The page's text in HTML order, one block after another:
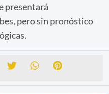
presentará
pero sin pronóstico